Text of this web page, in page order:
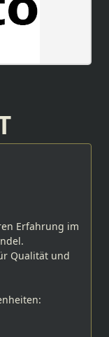
Erfahrung im
Qualität und